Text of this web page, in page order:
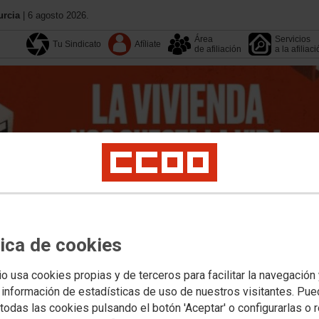
de cookies
usa cookies propias y de terceros para facilitar la navegación
de estadísticas de uso de nuestros visitantes.
las cookies pulsando el botón 'Aceptar' o configurarlas o
| 6 agosto 2026.
Tu Sindicato Afíliate
Área
de afiliación
Servicios
a la
Mujeres, Igualdad y LGTBIQ plus Movimientos Sociales Salud Laboral
EMPLEO PUBLICO